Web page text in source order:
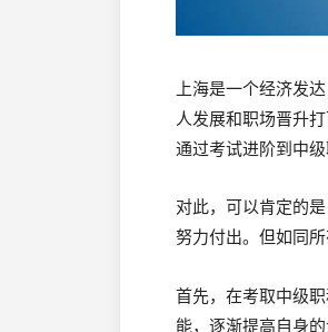
上海是一个经济发
人发展和职场晋升
通过考试进阶到中级
对此，可以肯定的
努力付出。但如同
首先，在考取中级
能，逐渐提高自身